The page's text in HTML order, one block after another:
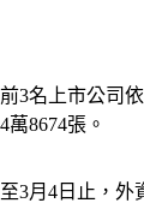
3名上市公司依